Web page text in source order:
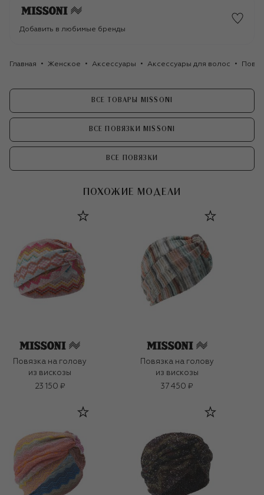
Добавить в любимые бренды
Главная Женское Аксессуары Аксессуары для волос
ВСЕ ТОВАРЫ MISSONI
ВСЕ ПОВЯЗКИ MISSONI
ВСЕ ПОВЯЗКИ
ПОХОЖИЕ МОДЕЛИ
Повязка на голову
из вискозы
23 150 ₽
Повязка на голову
из вискозы
37 450 ₽